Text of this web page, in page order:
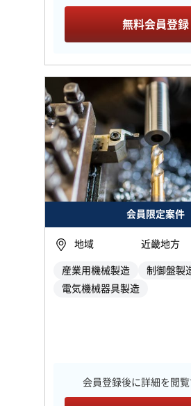
無料会員登録
会員限定案件
地域 近畿地方
産業用機械製造
制御盤製
電気機械器具製造
会員登録後に詳細を閲